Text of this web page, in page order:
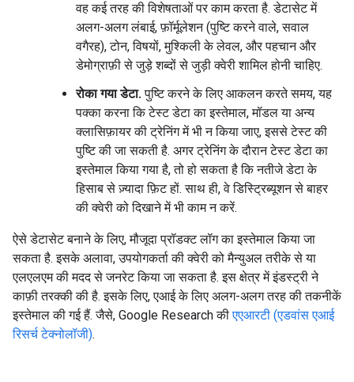
वह कई तरह की विशेषताओं पर काम करता है. डेटासेट में
अलग-अलग लंबाई, फ़ॉर्मूलेशन (पुष्टि करने वाले, सवाल
वगैरह), टोन, विषयों, मुश्किली के लेवल, और पहचान और
डेमोग्राफ़ी से जुड़े शब्दों से जुड़ी क्वेरी शामिल होनी चाहिए.
रोका गया डेटा.पुष्टि करने के लिए आकलन करते समय, यह
पक्का करना कि टेस्ट डेटा का इस्तेमाल, मॉडल या अन्य
क्लासिफ़ायर की ट्रेनिंग में भी न किया जाए, इससे टेस्ट की
पुष्टि की जा सकती है. अगर ट्रेनिंग के दौरान टेस्ट डेटा का
इस्तेमाल किया गया है, तो हो सकता है कि नतीजे डेटा के
हिसाब से ज़्यादा फ़िट हों. साथ ही, वे डिस्ट्रिब्यूशन से बाहर
की क्वेरी को दिखाने में भी काम न करें.
ऐसे डेटासेट बनाने के लिए, मौजूदा प्रॉडक्ट लॉग का इस्तेमाल किया जा
सकता है. इसके अलावा, उपयोगकर्ता की क्वेरी को मैन्युअल तरीके से या
एलएलएम की मदद से जनरेट किया जा सकता है. इस क्षेत्र में इंडस्ट्री ने
काफ़ी तरक्की की है. इसके लिए, एआई के लिए अलग-अलग तरह की तकनीकें
इस्तेमाल की गई हैं. जैसे, Google Research कीएएआरटी (एडवांस एआई
रिसर्च टेक्नोलॉजी).